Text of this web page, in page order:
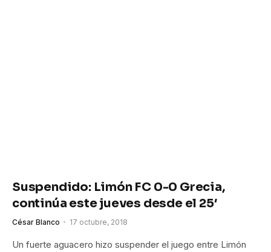
Suspendido: Limón FC 0-0 Grecia,
continúa este jueves desde el 25′
César Blanco 17 octubre, 2018
Un fuerte aguacero hizo suspender el juego entre Limón